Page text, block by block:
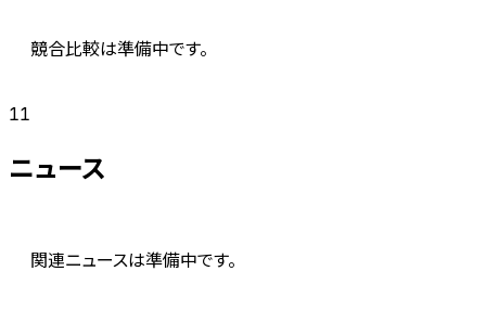
競合比較は準備中です。
11
ニュース
関連ニュースは準備中です。